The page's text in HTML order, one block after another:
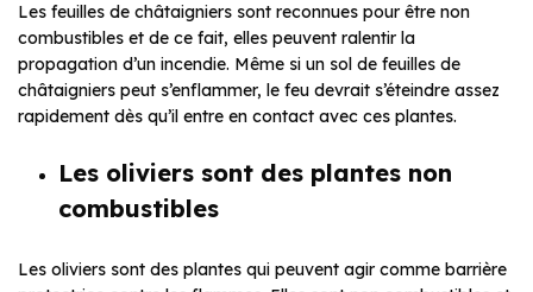
Les feuilles de châtaigniers sont reconnues pour être non
combustibles et de ce fait, elles peuvent ralentir la
propagation d’un incendie. Même si un sol de feuilles de
châtaigniers peut s’enflammer, le feu devrait s’éteindre assez
rapidement dès qu’il entre en contact avec ces plantes.
Les oliviers sont des plantes non
combustibles
Les oliviers sont des plantes qui peuvent agir comme barrière